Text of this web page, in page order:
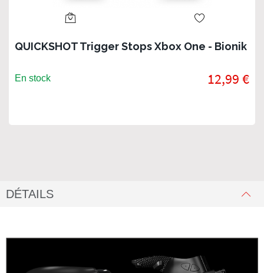
QUICKSHOT Trigger Stops Xbox One - Bionik
En stock 12,99 €
DÉTAILS